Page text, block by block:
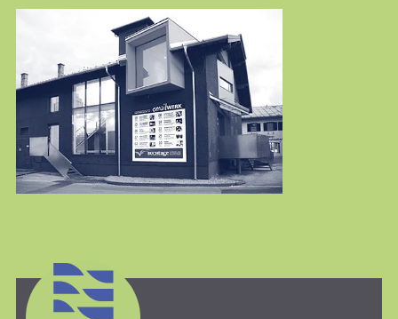
Themen
Infothek
About
Mitglieder
Medien
Workshops
Presse
Links